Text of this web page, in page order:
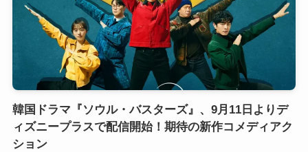
韓国ドラマ『ソウル・バスターズ』、9月11日よりデ
ィズニープラスで配信開始！期待の新作コメディアク
ション